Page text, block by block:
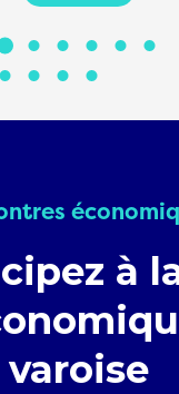
à
varoise